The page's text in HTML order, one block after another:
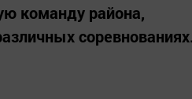
команду района,